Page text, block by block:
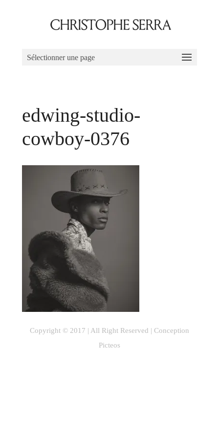
Sélectionner une page
edwing-studio-
cowboy-0376
Copyright © 2017 | All Right Reserved | Conception
Picteos